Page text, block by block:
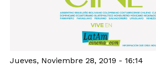
Jueves, Noviembre 28, 2019 - 16:14